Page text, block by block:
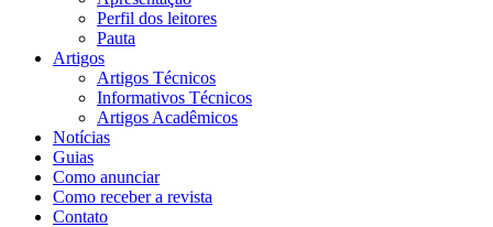
Perfil dos leitores
Pauta
Artigos
Artigos Técnicos
Informativos Técnicos
Artigos Acadêmicos
Notícias
Guias
Como anunciar
Como receber a revista
Contato